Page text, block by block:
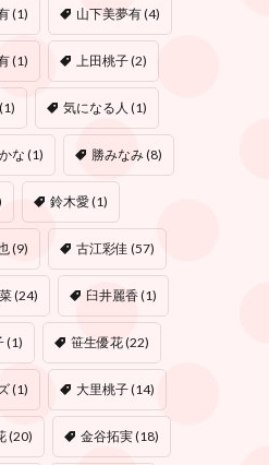
(1) 山下美夢有(4)
(1) 上田桃子(2)
(1) 気になる人 (1)
な (1) 勝みなみ(8)
鈴木愛(1)
(9) 古江彩佳 (57)
(24) 臼井麗香(1)
(1) 笹生優花(22)
(1) 大里桃子(14)
(20) 金谷拓実(18)